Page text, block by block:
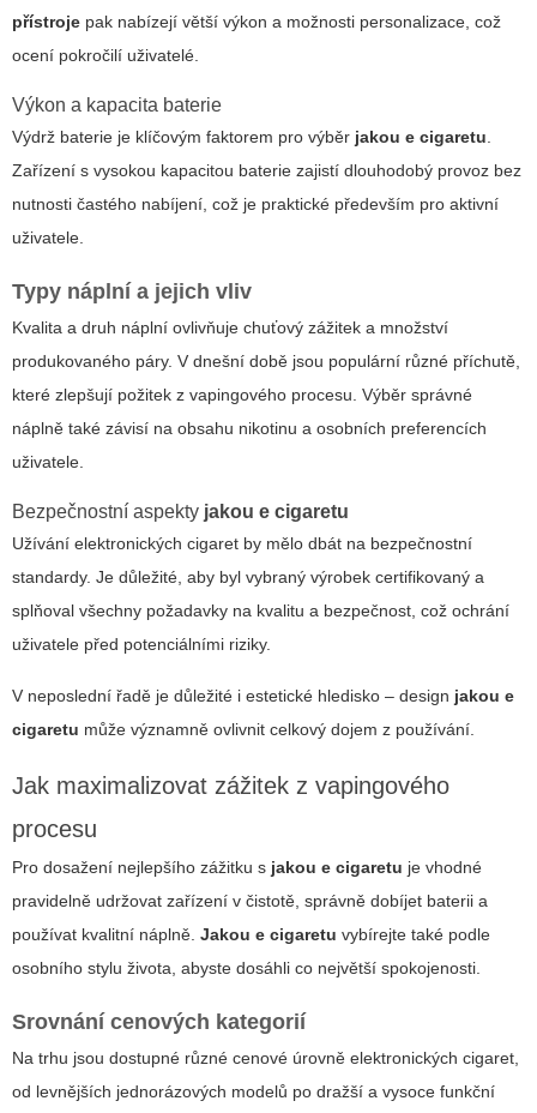
přístroje pak nabízejí větší výkon a možnosti personalizace, což
ocení pokročilí uživatelé.
Výkon a kapacita baterie
Výdrž baterie je klíčovým faktorem pro výběr jakou e cigaretu.
Zařízení s vysokou kapacitou baterie zajistí dlouhodobý provoz bez
nutnosti častého nabíjení, což je praktické především pro aktivní
uživatele.
Typy náplní a jejich vliv
Kvalita a druh náplní ovlivňuje chuťový zážitek a množství
produkovaného páry. V dnešní době jsou populární různé příchutě,
které zlepšují požitek z vapingového procesu. Výběr správné
náplně také závisí na obsahu nikotinu a osobních preferencích
uživatele.
Bezpečnostní aspekty jakou e cigaretu
Užívání elektronických cigaret by mělo dbát na bezpečnostní
standardy. Je důležité, aby byl vybraný výrobek certifikovaný a
splňoval všechny požadavky na kvalitu a bezpečnost, což ochrání
uživatele před potenciálními riziky.
V neposlední řadě je důležité i estetické hledisko – design jakou e
cigaretu může významně ovlivnit celkový dojem z používání.
Jak maximalizovat zážitek z vapingového
procesu
Pro dosažení nejlepšího zážitku s jakou e cigaretu je vhodné
pravidelně udržovat zařízení v čistotě, správně dobíjet baterii a
používat kvalitní náplně. Jakou e cigaretu vybírejte také podle
osobního stylu života, abyste dosáhli co největší spokojenosti.
Srovnání cenových kategorií
Na trhu jsou dostupné různé cenové úrovně elektronických cigaret,
od levnějších jednorázových modelů po dražší a vysoce funkční